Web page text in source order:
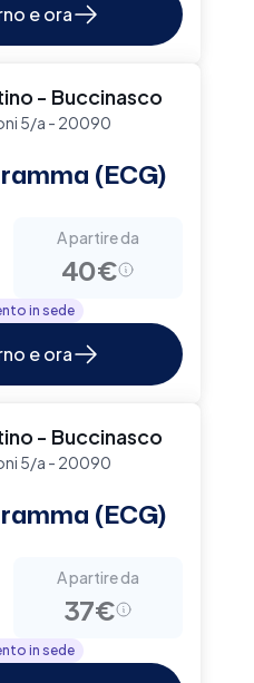
e ora
- Buccinasco
5/a - 20090
(ECG)
A partire da
40€
in sede
e ora
- Buccinasco
5/a - 20090
(ECG)
A partire da
37€
in sede